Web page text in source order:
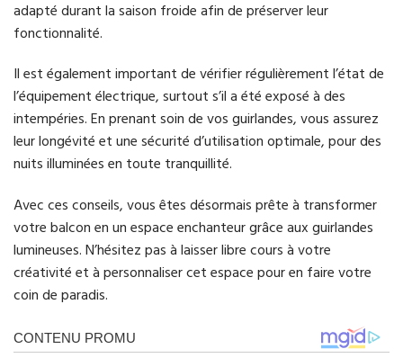
adapté durant la saison froide afin de préserver leur
fonctionnalité.
Il est également important de vérifier régulièrement l’état de
l’équipement électrique, surtout s’il a été exposé à des
intempéries. En prenant soin de vos guirlandes, vous assurez
leur longévité et une sécurité d’utilisation optimale, pour des
nuits illuminées en toute tranquillité.
Avec ces conseils, vous êtes désormais prête à transformer
votre balcon en un espace enchanteur grâce aux guirlandes
lumineuses. N’hésitez pas à laisser libre cours à votre
créativité et à personnaliser cet espace pour en faire votre
coin de paradis.